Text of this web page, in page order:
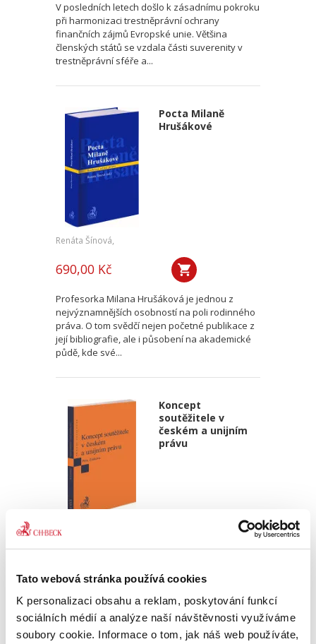
Tato webová stránka používá cookies
K personalizaci obsahu a reklam, poskytování funkcí
sociálních médií a analýze naší návštěvnosti využíváme
soubory cookie. Informace o tom, jak náš web používáte,
V posledních letech došlo k zásadnímu pokroku
při harmonizaci trestněprávní ochrany
finančních zájmů Evropské unie. Většina
členských států se vzdala části suverenity v
trestněprávní sféře a...
Pocta Milaně
Hrušákové
Renáta Šínová,
690,00 Kč
Profesorka Milana Hrušáková je jednou z
nejvýznamnějších osobností na poli rodinného
práva. O tom svědčí nejen početné publikace z
její bibliografie, ale i působení na akademické
půdě, kde své...
Koncept
soutěžitele v
českém a unijním
právu
Michal Petr
„veřejného“ soutěžního práva, tedy regulace
protisoutěžních dohod, zneužívání
dominantního postavení a kontroly koncentrací.